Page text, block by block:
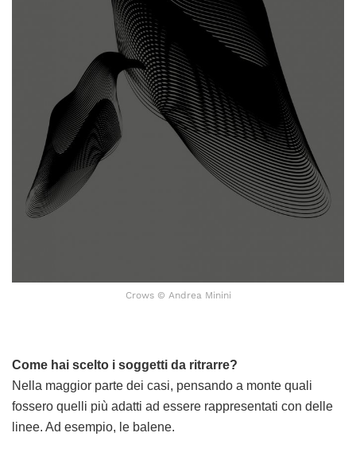
Crows © Andrea Minini
Come hai scelto i soggetti da ritrarre?
Nella maggior parte dei casi, pensando a monte quali
fossero quelli più adatti ad essere rappresentati con delle
linee. Ad esempio, le balene.